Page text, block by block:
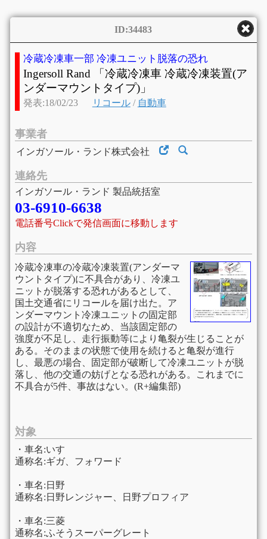
ID:34483
冷蔵冷凍車一部 冷凍ユニット脱落の恐れ
Ingersoll Rand 「冷蔵冷凍車 冷蔵冷凍装置(ア
ンダーマウントタイプ)」
発表:18/02/23 リコール/ 自動車
事業者
インガソール・ランド株式会社
連絡先
インガソール・ランド 製品統括室
03-6910-6638
電話番号Clickで発信画面に移動します
内容
冷蔵冷凍車の冷蔵冷凍装置(アンダーマ
ウントタイプ)に不具合があり、冷凍ユ
ニットが脱落する恐れがあるとして、
国土交通省にリコールを届け出た。ア
ンダーマウント冷凍ユニットの固定部
の設計が不適切なため、当該固定部の
強度が不足し、走行振動等により亀裂が生じることが
ある。そのままの状態で使用を続けると亀裂が進行
し、最悪の場合、固定部が破断して冷凍ユニットが脱
落し、他の交通の妨げとなる恐れがある。これまでに
不具合が5件、事故はない。(R+編集部)
対象
・車名:いすゞ
通称名:ギガ、フォワード
・車名:日野
通称名:日野レンジャー、日野プロフィア
・車名:三菱
通称名:ふそうスーパーグレート